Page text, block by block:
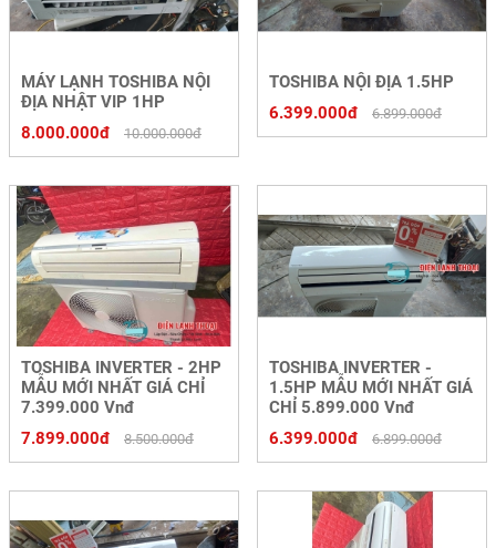
MÁY LẠNH TOSHIBA NỘI
ĐỊA NHẬT VIP 1HP
8.000.000đ
10.000.000đ
TOSHIBA NỘI ĐỊA 1.5HP
6.399.000đ
6.899.000đ
TOSHIBA INVERTER - 2HP
MẪU MỚI NHẤT GIÁ CHỈ
7.399.000 Vnđ
7.899.000đ
8.500.000đ
TOSHIBA INVERTER -
1.5HP MẪU MỚI NHẤT GIÁ
CHỈ 5.899.000 Vnđ
6.399.000đ
6.899.000đ